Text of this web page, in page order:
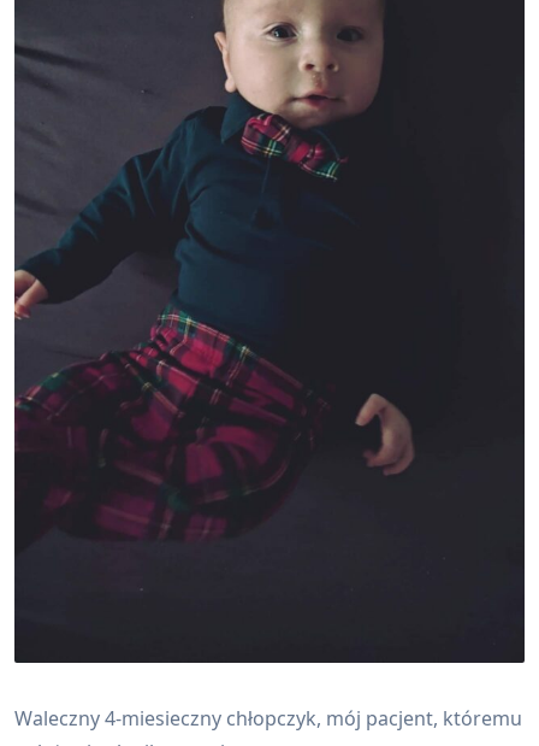
Waleczny 4-miesieczny chłopczyk, mój pacjent, któremu